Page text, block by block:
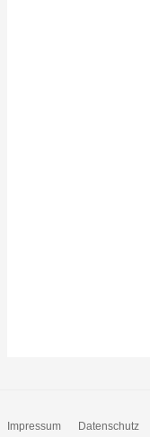
Impressum Datenschutz